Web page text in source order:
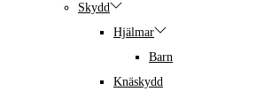
Skydd
Hjälmar
Barn
Knäskydd